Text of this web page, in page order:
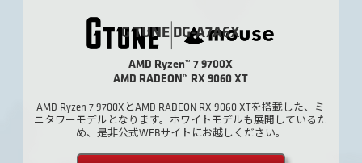
G TUNE DG-A7A6X
AMD Ryzen™ 7 9700X
AMD RADEON™ RX 9060 XT
AMD Ryzen 7 9700XとAMD RADEON RX 9060 XTを搭載した、ミ
ニタワーモデルとなります。ホワイトモデルも展開しているた
め、是非公式WEBサイトにお越しください。